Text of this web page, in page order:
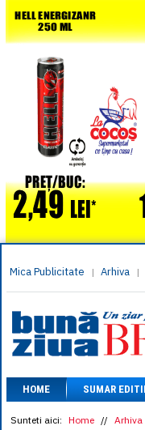
Mica Publicitate | Arhiva |
HOME SUMAR
Sunteti aici: Home // Arhiva